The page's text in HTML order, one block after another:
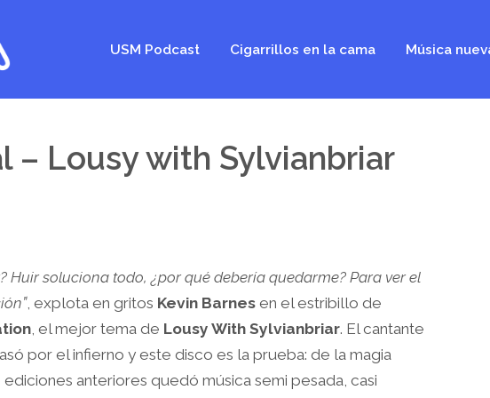
USM Podcast Cigarrillos en la cama Música
– Lousy with Sylvianbriar
Huir soluciona todo, ¿por qué debería quedarme? Para ver el
, explota en gritos Kevin Barnes en el estribillo de
, el mejor tema de Lousy With Sylvianbriar. El cantante
por el infierno y este disco es la prueba: de la magia
anteriores quedó música semi pesada, casi